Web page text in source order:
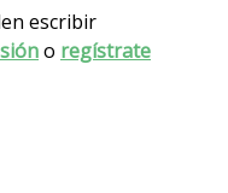
escribir
o regístrate